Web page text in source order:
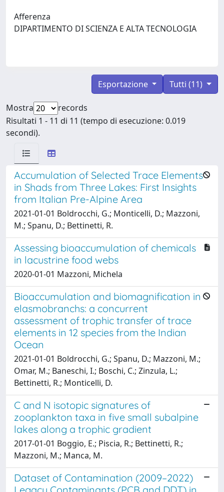
Afferenza
DIPARTIMENTO DI SCIENZA E ALTA TECNOLOGIA
Tutti (11)
Esportazione
Mostra
records
Risultati 1 - 11 di 11 (tempo di esecuzione: 0.019
secondi).
Accumulation of Selected Trace Elements
in Shads from Three Lakes: First Insights
from Italian Pre-Alpine Area
2021-01-01 Boldrocchi, G.; Monticelli, D.; Mazzoni,
M.; Spanu, D.; Bettinetti, R.
Assessing bioaccumulation of chemicals
in lacustrine food webs
2020-01-01 Mazzoni, Michela
Bioaccumulation and biomagnification in
elasmobranchs: a concurrent
assessment of trophic transfer of trace
elements in 12 species from the Indian
Ocean
2021-01-01 Boldrocchi, G.; Spanu, D.; Mazzoni, M.;
Omar, M.; Baneschi, I.; Boschi, C.; Zinzula, L.;
Bettinetti, R.; Monticelli, D.
C and N isotopic signatures of
zooplankton taxa in five small subalpine
lakes along a trophic gradient
2017-01-01 Boggio, E.; Piscia, R.; Bettinetti, R.;
Mazzoni, M.; Manca, M.
Dataset of Contamination (2009–2022)